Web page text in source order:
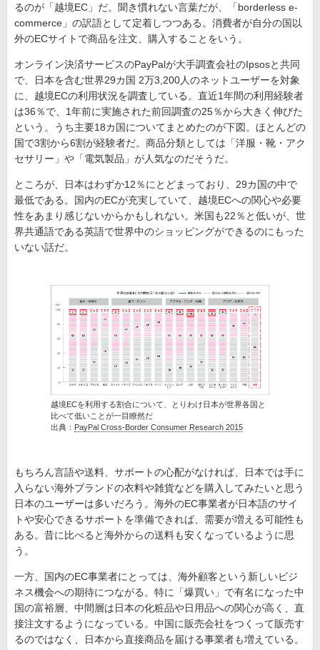
るのが「越境EC」だ。聞き慣れない言葉だが、「borderless e-
commerce」の訳語として定着しつつある。消費者が自分の国以
外のECサイトで商品を注文、購入することをいう。
オンライン決済サービスのPayPalが大手調査会社のIpsosと共同
で、日本を含む世界29カ国 2万3,200人のネットユーザーを対象
に、越境ECの利用状況を調査している。直近1年間の利用経験者
は36％で、1年前に実施された前回調査の25％から大きく伸びた
という。うち主要18カ国についてまとめたのが下図。ほとんどの
国で3割から6割が経験者だ。商品分類としては「洋服・靴・アク
セサリー」や「電気製品」が人気なのだそうだ。
ところが、日本はわずか12％にとどまっており、29カ国の中で
最低である。国内のECが充実していて、越境ECへの関心や必要
性をあまり感じないからかもしれない。米国も22％と低いが、世
界共通語である英語で世界中のショッピングができるのにもった
いない話だ。
越境ECを利用する割合について、とりわけ日本が世界各国と
比べて低いことが一目瞭然だ
出典： PayPal Cross-Border Consumer Research 2015
もちろん言語や送料、サポートの心配がなければ、日本では手に
入らない海外ブランドの衣料や雑貨などを購入してみたいと思う
日本のユーザーは多いだろう。海外のEC事業者が日本語のサイ
トや安心できるサポートを準備できれば、需要が増える可能性も
ある。昔に比べると海外からの送料も安くなっているように思
う。
一方、国内のEC事業者にとっては、海外顧客という新しいビジ
ネス機会への期待につながる。特に「爆買い」で有名になった中
国の富裕層、中間層は日本の化粧品や日用品への関心が高く、直
接注文するようになっている。中国に販売会社をつくって販売す
るのではなく、日本から直接商品を届ける事業者も増えている。